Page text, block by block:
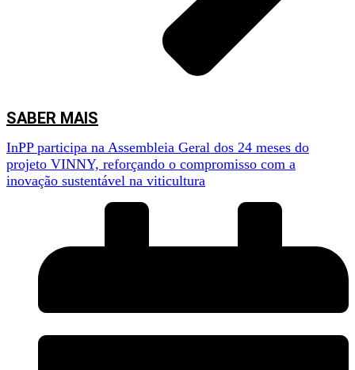
SABER MAIS
InPP participa na Assembleia Geral dos 24 meses do
projeto VINNY, reforçando o compromisso com a
inovação sustentável na viticultura